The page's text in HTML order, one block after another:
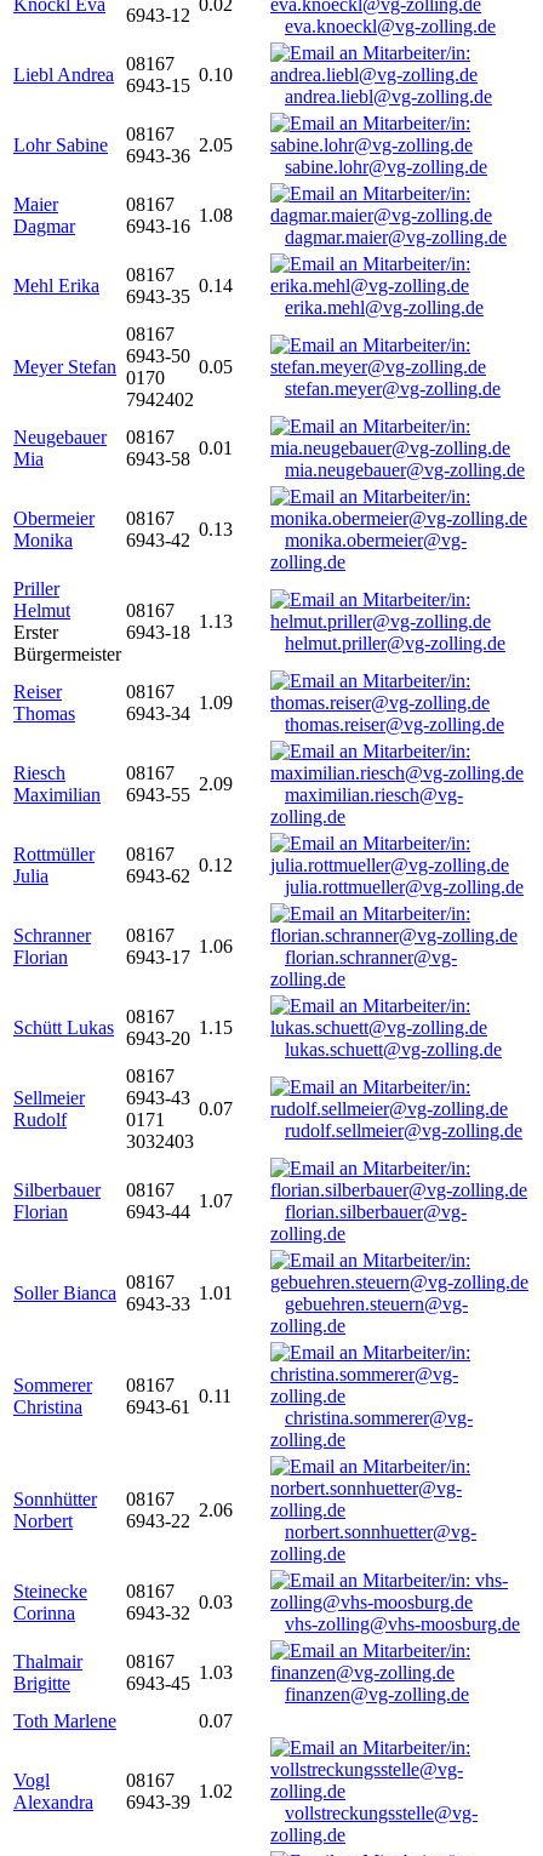
Knöckl Eva
6943-12
0.02
eva.knoeckl@vg-zolling.de
Liebl Andrea
08167
6943-15
0.10
andrea.liebl@vg-zolling.de
Lohr Sabine
08167
6943-36
2.05
sabine.lohr@vg-zolling.de
Maier
Dagmar
08167
6943-16
1.08
dagmar.maier@vg-zolling.de
Mehl Erika
08167
6943-35
0.14
erika.mehl@vg-zolling.de
Meyer Stefan
08167
6943-50
0170
7942402
0.05
stefan.meyer@vg-zolling.de
Neugebauer
Mia
08167
6943-58
0.01
mia.neugebauer@vg-zolling.de
Obermeier
Monika
08167
6943-42
0.13
monika.obermeier@vg-
zolling.de
Priller
Helmut
Erster
Bürgermeister
08167
6943-18
1.13
helmut.priller@vg-zolling.de
Reiser
Thomas
08167
6943-34
1.09
thomas.reiser@vg-zolling.de
Riesch
Maximilian
08167
6943-55
2.09
maximilian.riesch@vg-
zolling.de
Rottmüller
Julia
08167
6943-62
0.12
julia.rottmueller@vg-zolling.de
Schranner
Florian
08167
6943-17
1.06
florian.schranner@vg-
zolling.de
Schütt Lukas
08167
6943-20
1.15
lukas.schuett@vg-zolling.de
Sellmeier
Rudolf
08167
6943-43
0171
3032403
0.07
rudolf.sellmeier@vg-zolling.de
Silberbauer
Florian
08167
6943-44
1.07
florian.silberbauer@vg-
zolling.de
Soller Bianca
08167
6943-33
1.01
gebuehren.steuern@vg-
zolling.de
Sommerer
Christina
08167
6943-61
0.11
christina.sommerer@vg-
zolling.de
Sonnhütter
Norbert
08167
6943-22
2.06
norbert.sonnhuetter@vg-
zolling.de
Steinecke
Corinna
08167
6943-32
0.03
vhs-zolling@vhs-moosburg.de
Thalmair
Brigitte
08167
6943-45
1.03
finanzen@vg-zolling.de
Toth Marlene
0.07
Vogl
Alexandra
08167
6943-39
1.02
vollstreckungsstelle@vg-
zolling.de